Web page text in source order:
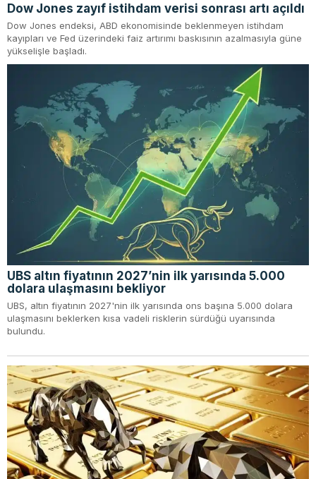
Dow Jones zayıf istihdam verisi sonrası artı açıldı
Dow Jones endeksi, ABD ekonomisinde beklenmeyen istihdam
kayıpları ve Fed üzerindeki faiz artırımı baskısının azalmasıyla güne
yükselişle başladı.
UBS altın fiyatının 2027’nin ilk yarısında 5.000
dolara ulaşmasını bekliyor
UBS, altın fiyatının 2027'nin ilk yarısında ons başına 5.000 dolara
ulaşmasını beklerken kısa vadeli risklerin sürdüğü uyarısında
bulundu.